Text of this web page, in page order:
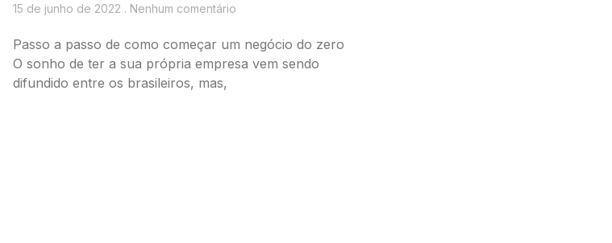
15 de junho de 2022 Nenhum comentário
Passo a passo de como começar um negócio do zero
O sonho de ter a sua própria empresa vem sendo
difundido entre os brasileiros, mas,